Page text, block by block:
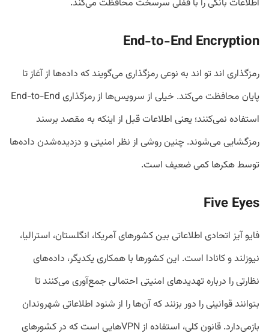
اطلاعات بانکی را با قفلی سرسخت محافظت می‌کند.
End-to-End Encryption
رمزگذاری اند تو اند به نوعی رمزگذاری می‌گویند که داده‌ها از آغاز تا
پایان محافظت می‌کند. خیلی از سرویس‌ها از رمزگذاری End-to-End
استفاده نمی‌کنند؛ یعنی اطلاعات قبل از اینکه به مقصد برسند
رمزگشایی می‌شوند. چنین روشی از نظر امنیتی و دزدیده‌شدن داده‌ها
توسط هکرها کمی ضعیف است.
Five Eyes
فایو آیز اتحادی اطلاعاتی بین کشورهای آمریکا، انگلستان، استرالیا،
نیوزلند و کانادا است. این کشورها با همکاری یکدیگر، داده‌های
نظارتی را درباره تهدیدهای امنیتی احتمالی جمع‌آوری می‌کنند تا
بتوانند قوانینی را دور بزنند که آن‌ها را از شنود اطلاعاتی شهروندان
بازمی‌دارد. قانون کلی، استفاده از VPNهایی است که در کشورهای